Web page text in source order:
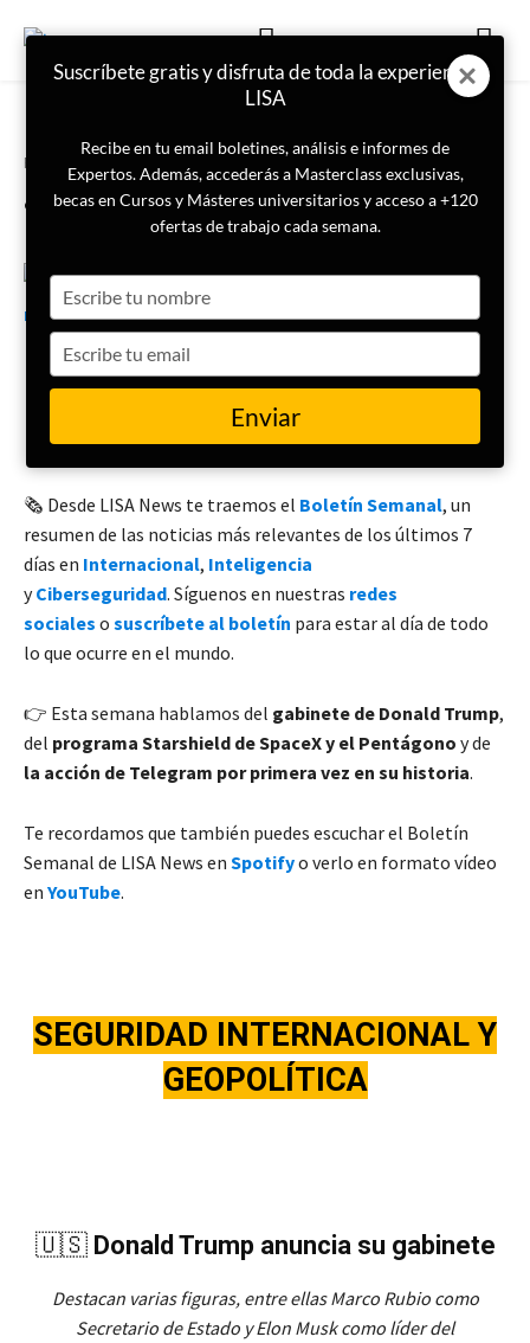
Portada
¿Qué ha pasado esta semana?
LISA News 18 de noviembre de 2024
Boletín semanal (9 – 15
NOVIEMBRE)
🗞️ Desde LISA News te traemos el Boletín Semanal, un
resumen de las noticias más relevantes de los últimos 7
días en Internacional, Inteligencia
yCiberseguridad. Síguenos en nuestras redes
sociales o suscríbete al boletín para estar al día de todo
lo que ocurre en el mundo.
👉 Esta semana hablamos del gabinete de Donald Trump,
del programa Starshield de SpaceX y el Pentágono y de
la acción de Telegram por primera vez en su historia.
Te recordamos que también puedes escuchar el Boletín
Semanal de LISA News en Spotifyo verlo en formato vídeo
en YouTube.
SEGURIDAD INTERNACIONAL Y
GEOPOLÍTICA
🇺🇸 Donald Trump anuncia su gabinete
Destacan varias figuras, entre ellas Marco Rubio como
Secretario de Estado y Elon Musk como líder del
Suscríbete gratis y disfruta de toda la experiencia
LISA
Recibe en tu email boletines, análisis e informes de
Expertos. Además, accederás a Masterclass exclusivas,
becas en Cursos y Másteres universitarios y acceso a +120
ofertas de trabajo cada semana.
your
name
your
email
Enviar